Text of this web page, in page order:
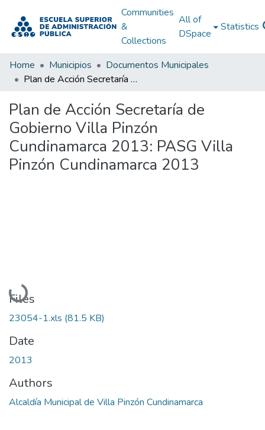
Communities
&
Collections
All of
DSpace
Statistics
Home Municipios
Documentos Municipales
Plan de Acción Secretaría de Gobierno Villa Pinzón Cundinamarca 2013: PASG Villa Pinzón Cundinamarca 2013
Plan de Acción Secretaría de
Gobierno Villa Pinzón
Cundinamarca 2013: PASG Villa
Pinzón Cundinamarca 2013
Loading...
Files
23054-1.xls (81.5 KB)
Date
2013
Authors
Alcaldía Municipal de Villa Pinzón Cundinamarca